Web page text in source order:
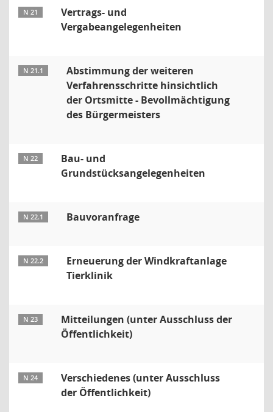
N 21
Vertrags- und
Vergabeangelegenheiten
N 21.1
Abstimmung der weiteren
Verfahrensschritte hinsichtlich
der Ortsmitte - Bevollmächtigung
des Bürgermeisters
N 22
Bau- und
Grundstücksangelegenheiten
N 22.1 Bauvoranfrage
N 22.2
Erneuerung der Windkraftanlage
Tierklinik
N 23
Mitteilungen (unter Ausschluss der
Öffentlichkeit)
N 24
Verschiedenes (unter Ausschluss
der Öffentlichkeit)